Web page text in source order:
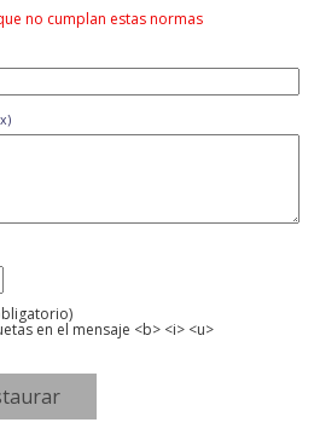
no cumplan estas normas
en el mensaje <b> <i> <u>